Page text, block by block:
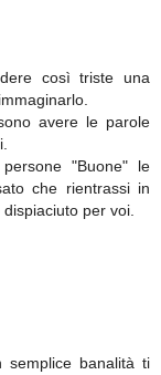
così triste una
avere le parole
"Buone" le
che rientrassi in
per voi.
semplice banalità ti